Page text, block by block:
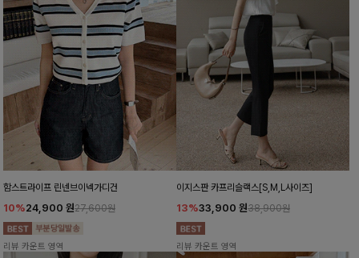
함스트라이프 린넨브이넥가디건
10%24,900 원27,600원
리뷰 카운트 영역
이지스판 카프리슬랙스[S,M,L사이즈]
13%33,900 원38,900원
리뷰 카운트 영역